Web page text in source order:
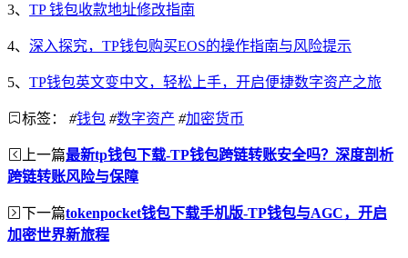
3、 TP 钱包收款地址修改指南
4、 深入探究，TP钱包购买EOS的操作指南与风险提示
5、 TP钱包英文变中文，轻松上手，开启便捷数字资产之旅
标签： #钱包 #数字资产 #加密货币
上一篇最新tp钱包下载-TP钱包跨链转账安全吗？深度剖析
跨链转账风险与保障
下一篇tokenpocket钱包下载手机版-TP钱包与AGC，开启
加密世界新旅程